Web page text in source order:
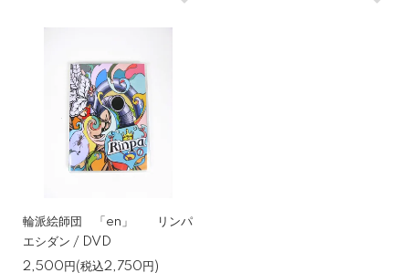
輪派絵師団 「en」 リンパ
エシダン / DVD
2,500円(税込2,750円)